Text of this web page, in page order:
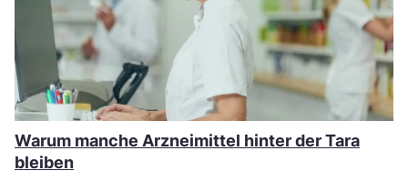
Warum manche Arzneimittel hinter der Tara
bleiben